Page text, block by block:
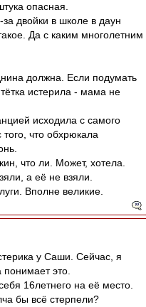
опасная.
за двойки в школе в даун
Да с каким многолетним
должна. Если подумать
истерила - мама не
исходила с самого
что обхрюкала
что ли. Может, хотела.
а её не взяли.
Вполне великие.
у Саши. Сейчас, я
это.
16летнего на её место.
бы всё стерпели?